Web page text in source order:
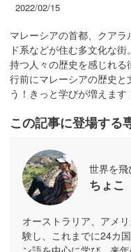
2022/02/15
マレーシアの首都、クア
ド系などが住む多文化な
持つ人々の歴史を感じれ
行前にマレーシアの歴史と
う！きっと学びが増えます
この記事に登場する
世界を
ちょこ
オーストラリア、アメ
験し、これまでに24カ